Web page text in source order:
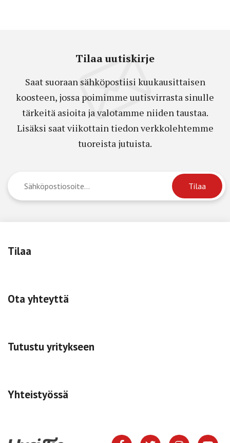
Tilaa uutiskirje
Saat suoraan sähköpostiisi kuukausittaisen
koosteen, jossa poimimme uutisvirrasta sinulle
tärkeitä asioita ja valotamme niiden taustaa.
Lisäksi saat viikottain tiedon verkkolehtemme
tuoreista jutuista.
Tilaa
Ota yhteyttä
Tutustu yritykseen
Yhteistyössä